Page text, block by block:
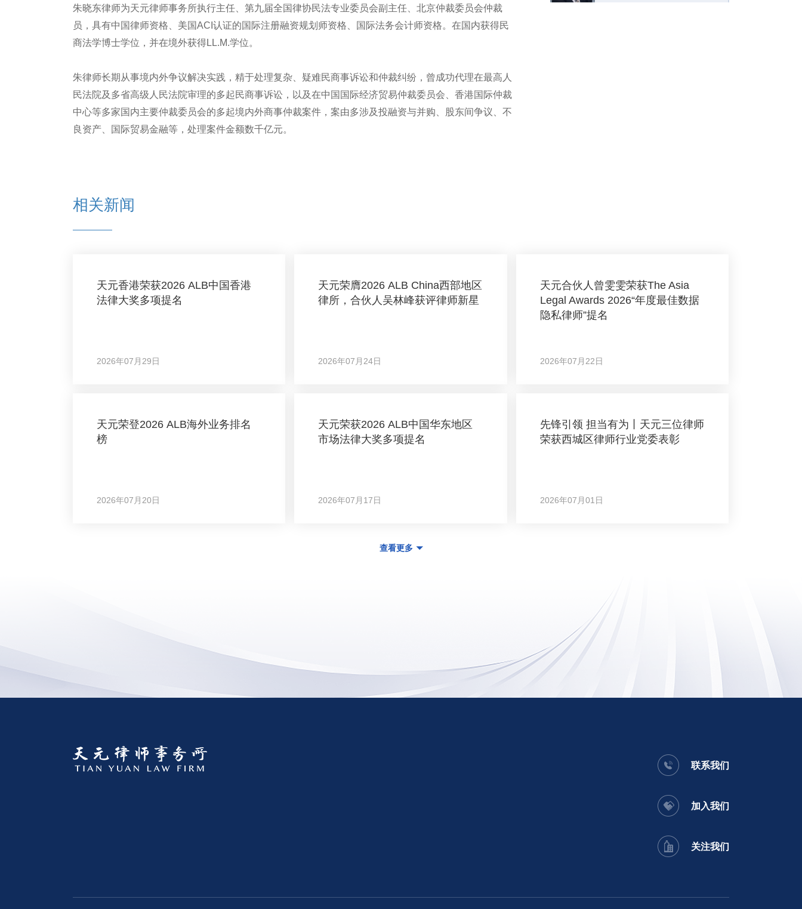
朱晓东律师为天元律师事务所执行主任、第九届全国律协民法专业委员会副主任、北京仲裁委员会仲裁
员，具有中国律师资格、美国ACI认证的国际注册融资规划师资格、国际法务会计师资格。在国内获得民
商法学博士学位，并在境外获得LL.M.学位。
朱律师长期从事境内外争议解决实践，精于处理复杂、疑难民商事诉讼和仲裁纠纷，曾成功代理在最高人
民法院及多省高级人民法院审理的多起民商事诉讼，以及在中国国际经济贸易仲裁委员会、香港国际仲裁
中心等多家国内主要仲裁委员会的多起境内外商事仲裁案件，案由多涉及投融资与并购、股东间争议、不
良资产、国际贸易金融等，处理案件金额数千亿元。
相关新闻
天元香港荣获2026 ALB中国香港
法律大奖多项提名
2026年07月29日
天元荣膺2026 ALB China西部地区
律所，合伙人吴林峰获评律师新星
2026年07月24日
天元合伙人曾雯雯荣获The Asia
Legal Awards 2026“年度最佳数据
隐私律师”提名
2026年07月22日
天元荣登2026 ALB海外业务排名
榜
2026年07月20日
天元荣获2026 ALB中国华东地区
市场法律大奖多项提名
2026年07月17日
先锋引领 担当有为丨天元三位律师
荣获西城区律师行业党委表彰
2026年07月01日
查看更多
联系我们
加入我们
关注我们